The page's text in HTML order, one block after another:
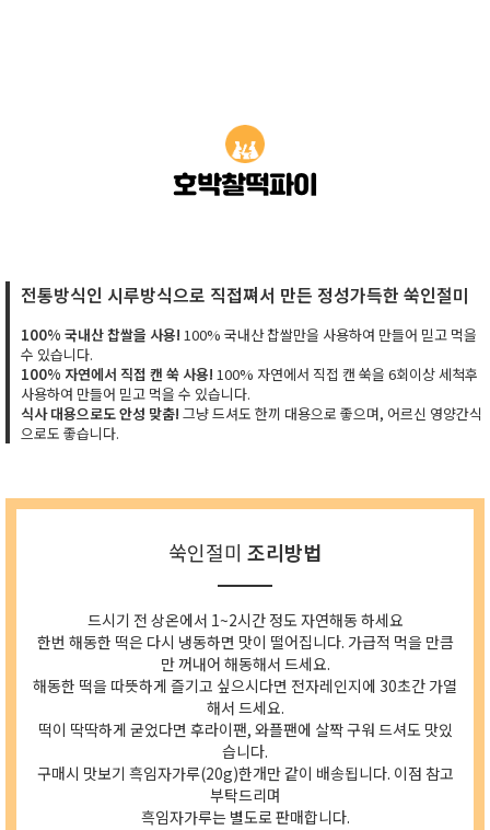
호박찰떡파이
전통방식인 시루방식으로 직접쪄서 만든 정성가득한 쑥인절미
100% 국내산 찹쌀을 사용! 100% 국내산 찹쌀만을 사용하여 만들어 믿고 먹을
수 있습니다.
100% 자연에서 직접 캔 쑥 사용! 100% 자연에서 직접 캔 쑥을 6회이상 세척후
사용하여 만들어 믿고 먹을 수 있습니다.
식사 대용으로도 안성 맞춤! 그냥 드셔도 한끼 대용으로 좋으며, 어르신 영양간식
으로도 좋습니다.
쑥인절미 조리방법
드시기 전 상온에서 1~2시간 정도 자연해동 하세요
한번 해동한 떡은 다시 냉동하면 맛이 떨어집니다. 가급적 먹을 만큼
만 꺼내어 해동해서 드세요.
해동한 떡을 따뜻하게 즐기고 싶으시다면 전자레인지에 30초간 가열
해서 드세요.
떡이 딱딱하게 굳었다면 후라이팬, 와플팬에 살짝 구워 드셔도 맛있
습니다.
구매시 맛보기 흑임자가루(20g)한개만 같이 배송됩니다. 이점 참고
부탁드리며
흑임자가루는 별도로 판매합니다.